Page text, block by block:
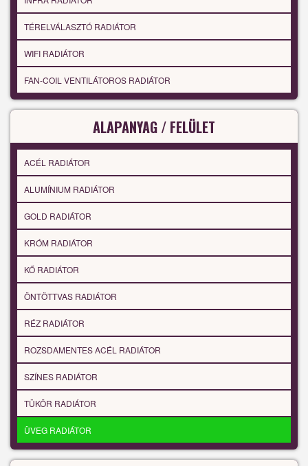
TÉRELVÁLASZTÓ RADIÁTOR
WIFI RADIÁTOR
FAN-COIL VENTILÁTOROS RADIÁTOR
ALAPANYAG / FELÜLET
ACÉL RADIÁTOR
ALUMÍNIUM RADIÁTOR
GOLD RADIÁTOR
KRÓM RADIÁTOR
KŐ RADIÁTOR
ÖNTÖTTVAS RADIÁTOR
RÉZ RADIÁTOR
ROZSDAMENTES ACÉL RADIÁTOR
SZÍNES RADIÁTOR
TÜKÖR RADIÁTOR
ÜVEG RADIÁTOR